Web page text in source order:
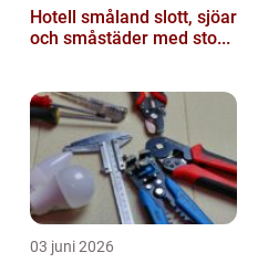
Hotell småland slott, sjöar
och småstäder med sto...
03 juni 2026